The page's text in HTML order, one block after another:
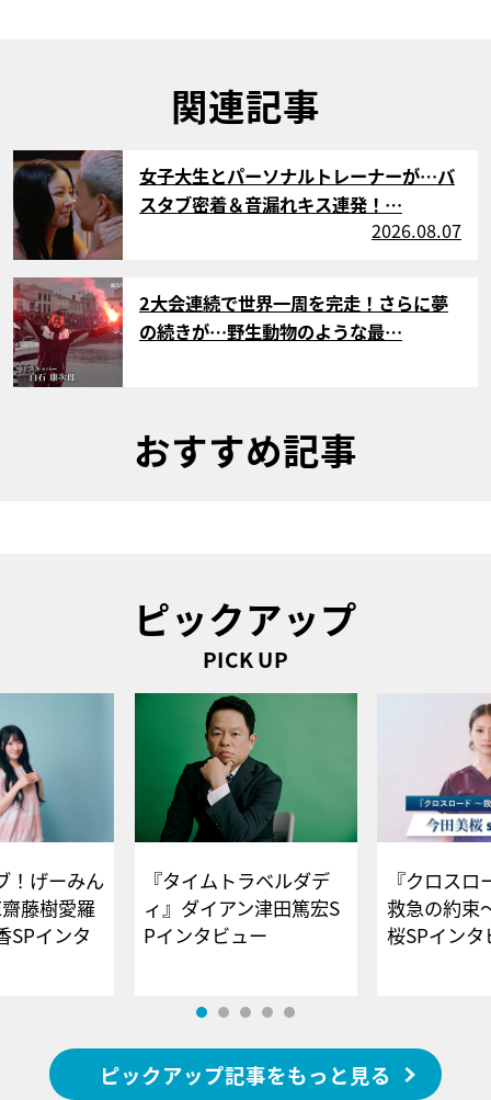
関連記事
サムネイル
女子大生とパーソナルトレーナーが…バ
スタブ密着＆音漏れキス連発！…
2026.08.07
サムネイル
2大会連続で世界一周を完走！さらに夢
の続きが…野生動物のような最…
おすすめ記事
ピックアップ
PICK UP
！げーみん
藤樹愛羅
SPインタ
『タイムトラベルダデ
ィ』ダイアン津田篤宏S
Pインタビュー
『クロス
救急の約束
桜SPイ
ピックアップ記事をもっと見る